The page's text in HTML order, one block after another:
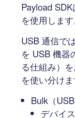
Payload
を使用します
USB 通信で
を USB 機器
る仕組み）
を使い分けま
Bulk（
デバイ